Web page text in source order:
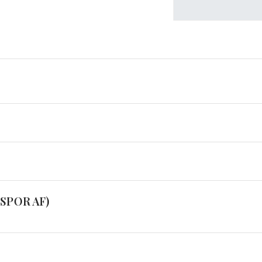
AF)